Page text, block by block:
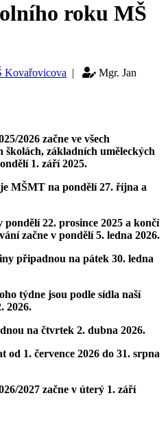
roku MŠ
Kovařovicova |
Mgr. Jan
2026 začne ve všech
školách, základních uměleckých
1. září 2025.
MŠMT na pondělí 27. října a
pondělí 22. prosince 2025 a končí
začne v pondělí 5. ledna 2026.
připadnou na pátek 30. ledna
týdne jsou podle sídla naší
2026.
na čtvrtek 2. dubna 2026.
od 1. července 2026 do 31. srpna
2027 začne v úterý 1. září